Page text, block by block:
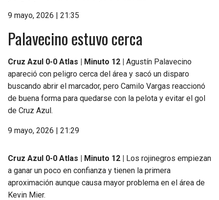
9 mayo, 2026 | 21:35
Palavecino estuvo cerca
Cruz Azul 0-0 Atlas | Minuto 12 | Agustín Palavecino
apareció con peligro cerca del área y sacó un disparo
buscando abrir el marcador, pero Camilo Vargas reaccionó
de buena forma para quedarse con la pelota y evitar el gol
de Cruz Azul.
9 mayo, 2026 | 21:29
Cruz Azul 0-0 Atlas | Minuto 12 | Los rojinegros empiezan
a ganar un poco en confianza y tienen la primera
aproximación aunque causa mayor problema en el área de
Kevin Mier.